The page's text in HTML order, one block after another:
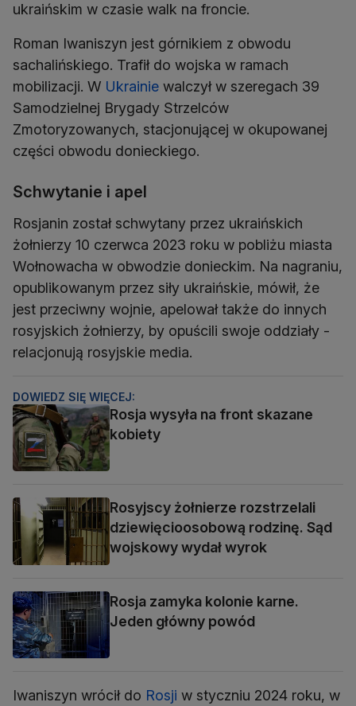
ukraińskim w czasie walk na froncie.
Roman Iwaniszyn jest górnikiem z obwodu
sachalińskiego. Trafił do wojska w ramach
mobilizacji. W Ukrainie walczył w szeregach 39
Samodzielnej Brygady Strzelców
Zmotoryzowanych, stacjonującej w okupowanej
części obwodu donieckiego.
Schwytanie i apel
Rosjanin został schwytany przez ukraińskich
żołnierzy 10 czerwca 2023 roku w pobliżu miasta
Wołnowacha w obwodzie donieckim. Na nagraniu,
opublikowanym przez siły ukraińskie, mówił, że
jest przeciwny wojnie, apelował także do innych
rosyjskich żołnierzy, by opuścili swoje oddziały -
relacjonują rosyjskie media.
DOWIEDZ SIĘ WIĘCEJ:
Rosja wysyła na front skazane
kobiety
Rosyjscy żołnierze rozstrzelali
dziewięcioosobową rodzinę. Sąd
wojskowy wydał wyrok
Rosja zamyka kolonie karne.
Jeden główny powód
Iwaniszyn wrócił do Rosji w styczniu 2024 roku, w